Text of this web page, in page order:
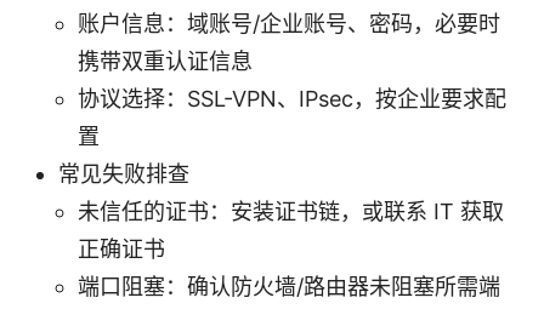
账户信息：域账号/企业账号、密码，必要时
携带双重认证信息
协议选择：SSL-VPN、IPsec，按企业要求配
置
常见失败排查
未信任的证书：安装证书链，或联系 IT 获取
正确证书
端口阻塞：确认防火墙/路由器未阻塞所需端